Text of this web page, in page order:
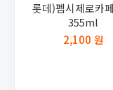
롯데)펩시제로카
355ml
2,100 원